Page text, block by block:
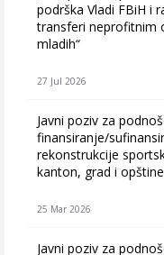
podrška Vladi FBiH i
transferi neprofitnim
mladih“
27 Jul 2026
Javni poziv za
finansiranje/
rekonstrukcije
kanton, grad i
25 Mar 2026
Javni poziv za